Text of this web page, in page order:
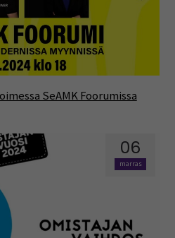
SeAMK Foorumissa
06
marras